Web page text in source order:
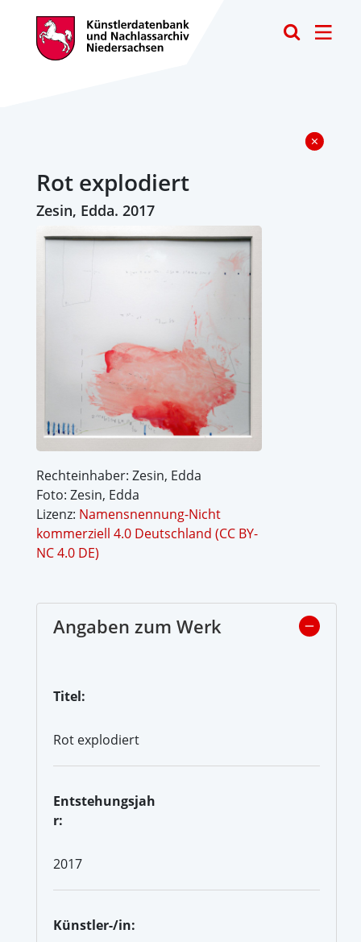
Rot explodiert
Zesin, Edda. 2017
Rechteinhaber: Zesin, Edda
Foto: Zesin, Edda
Lizenz: Namensnennung-Nicht
kommerziell 4.0 Deutschland (CC BY-
NC 4.0 DE)
Angaben zum Werk
Titel:
Rot explodiert
Entstehungsjah
r:
2017
Künstler-/in: